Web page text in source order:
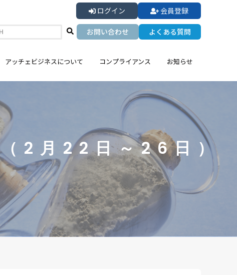
ログイン 会員登録
お問い合わせ よくある質問
アッチェビジネスについて コンプライアンス お知らせ
2月22日～26日）